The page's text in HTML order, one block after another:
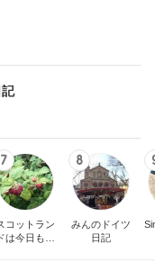
7
コットラン
ドは今日も曇
8
みんのドイツ
日記